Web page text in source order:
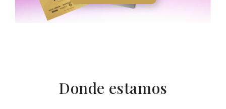
Donde estamos